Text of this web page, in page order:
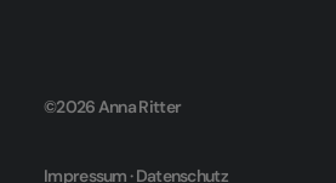
©2026 Anna Ritter
Impressum·Datenschutz